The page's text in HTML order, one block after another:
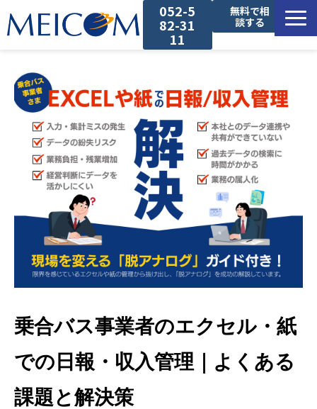
052-5
82-31
11
無料で相
談する
サービス一覧
導入事例
セミナー
お役立ち資料
乗合バス事業者のエクセル・紙
での日報・収入管理｜よくある
課題と解決策